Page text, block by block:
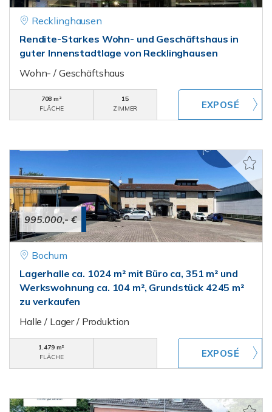
Recklinghausen
Rendite-Starkes Wohn- und Geschäftshaus in
guter Innenstadtlage von Recklinghausen
Wohn- / Geschäftshaus
708 m²
FLÄCHE
15
ZIMMER
995.000,- €
Bochum
Lagerhalle ca. 1024 m² mit Büro ca, 351 m² und
Werkswohnung ca. 104 m², Grundstück 4245 m²
zu verkaufen
Halle / Lager / Produktion
1.479 m²
FLÄCHE